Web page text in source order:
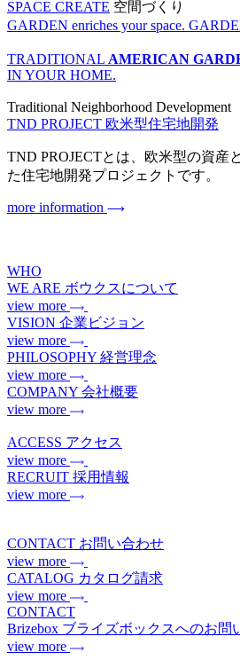
SPACE CREATE 空間づくり
GARDEN enriches your space.
TRADITIONAL AMERICAN
IN YOUR HOME.
Traditional Neighborhood Development
TND PROJECT 欧米型住宅地開発
TND PROJECTとは、欧米型の資産
た住宅地開発プロジェクトです。
more information
WHO
WE ARE ボウクスについて
view more
VISION 企業ビジョン
view more
PHILOSOPHY 経営理念
view more
COMPANY 会社概要
view more
ACCESS アクセス
view more
RECRUIT 採用情報
view more
CONTACT お問い合わせ
view more
CATALOG カタログ請求
view more
CONTACT
Brizebox ブライズボックスへのお問
view more